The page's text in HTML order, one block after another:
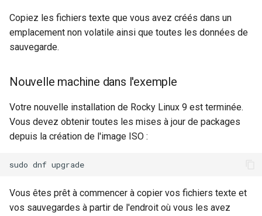
Copiez les fichiers texte que vous avez créés dans un
emplacement non volatile ainsi que toutes les données de
sauvegarde.
Nouvelle machine dans l'exemple
Votre nouvelle installation de Rocky Linux 9 est terminée.
Vous devez obtenir toutes les mises à jour de packages
depuis la création de l'image ISO :
sudo dnf
Vous êtes prêt à commencer à copier vos fichiers texte et
vos sauvegardes à partir de l'endroit où vous les avez